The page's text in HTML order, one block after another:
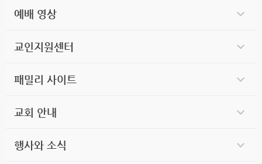
예배 영상
교인지원센터
패밀리 사이트
교회 안내
행사와 소식